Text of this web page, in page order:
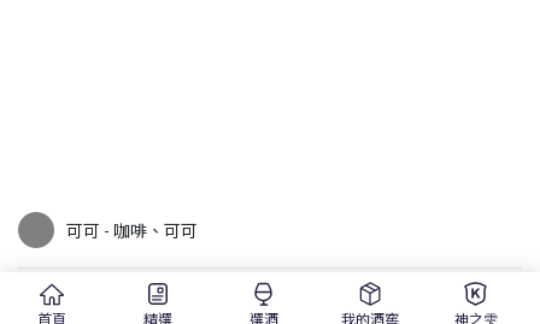
可可 - 咖啡、可可
水果 - 黑色水果
首頁 精選 選酒 我的酒窖 神之雫